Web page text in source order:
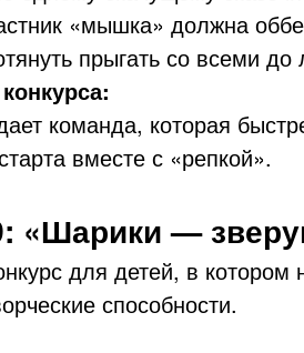
«мышка» должна
прыгать со всеми
команда, которая
вместе с «репкой».
«Шарики —
для детей, в котором
способности.